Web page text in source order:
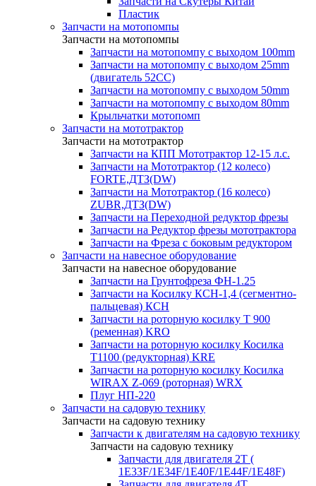
Пластик
Запчасти на мотопомпы
Запчасти на мотопомпы
Запчасти на мотопомпу с выходом 100mm
Запчасти на мотопомпу с выходом 25mm
(двигатель 52CC)
Запчасти на мотопомпу с выходом 50mm
Запчасти на мотопомпу с выходом 80mm
Крыльчатки мотопомп
Запчасти на мототрактор
Запчасти на мототрактор
Запчасти на КПП Мототрактор 12-15 л.с.
Запчасти на Мототрактор (12 колесо)
FORTE,ДТЗ(DW)
Запчасти на Мототрактор (16 колесо)
ZUBR,ДТЗ(DW)
Запчасти на Переходной редуктор фрезы
Запчасти на Редуктор фрезы мототрактора
Запчасти на Фреза с боковым редуктором
Запчасти на навесное оборудование
Запчасти на навесное оборудование
Запчасти на Грунтофреза ФН-1.25
Запчасти на Косилку КСН-1,4 (сегментно-
пальцевая) КСН
Запчасти на роторную косилку T 900
(ременная) KRO
Запчасти на роторную косилку Косилка
T1100 (редукторная) KRE
Запчасти на роторную косилку Косилка
WIRAX Z-069 (роторная) WRX
Плуг НП-220
Запчасти на садовую технику
Запчасти на садовую технику
Запчасти к двигателям на садовую технику
Запчасти на садовую технику
Запчасти для двигателя 2Т (
1Е33F/1E34F/1Е40F/1E44F/1Е48F)